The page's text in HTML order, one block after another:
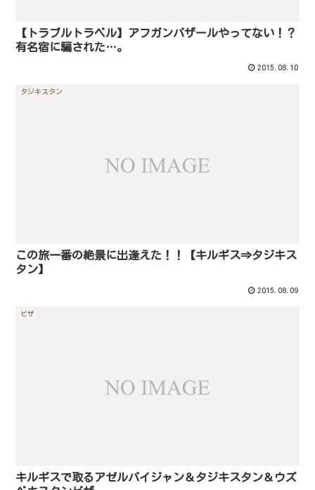
【トラブルトラベル】アフガンバザールやってない！？
有名宿に騙された…。
2015.08.10
タジキスタン
この旅一番の絶景に出逢えた！！【キルギス⇒タジキス
タン】
2015.08.09
ビザ
キルギスで取るアゼルバイジャン＆タジキスタン＆ウズ